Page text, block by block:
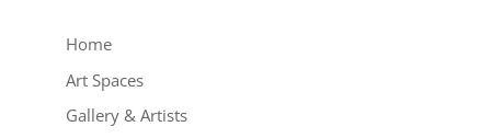
Home
Art Spaces
Gallery & Artists